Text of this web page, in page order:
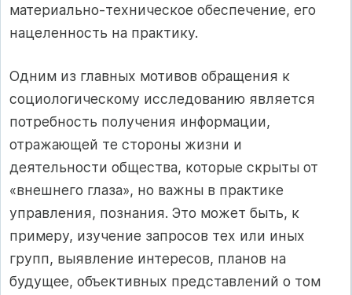
материально-техническое обеспечение, его
нацеленность на практику.
Одним из главных мотивов обращения к
социологическому исследованию является
потребность получения информации,
отражающей те стороны жизни и
деятельности общества, которые скрыты от
«внешнего глаза», но важны в практике
управления, познания. Это может быть, к
примеру, изучение запросов тех или иных
групп, выявление интересов, планов на
будущее, объективных представлений о том